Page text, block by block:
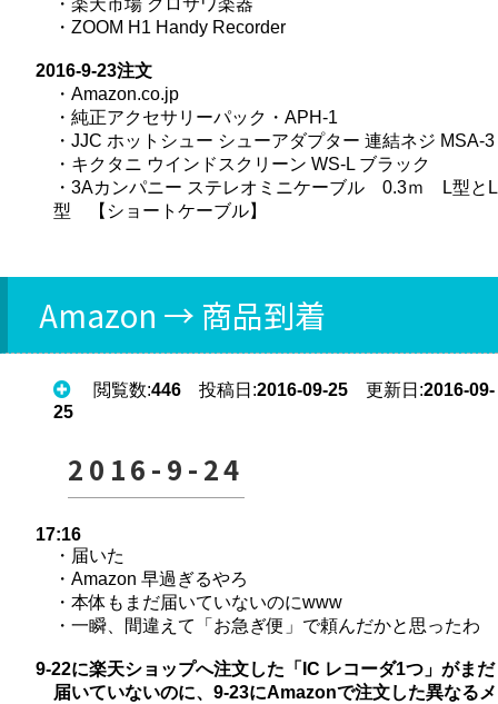
・楽天市場 クロサワ楽器
・ZOOM H1 Handy Recorder
2016-9-23注文
・Amazon.co.jp
・純正アクセサリーパック・APH-1
・JJC ホットシュー シューアダプター 連結ネジ MSA-3
・キクタニ ウインドスクリーン WS-L ブラック
・3Aカンパニー ステレオミニケーブル 0.3ｍ L型とL
型 【ショートケーブル】
Amazon → 商品到着
閲覧数:446 投稿日:2016-09-25 更新日:2016-09-
25
2016-9-24
17:16
・届いた
・Amazon 早過ぎるやろ
・本体もまだ届いていないのにwww
・一瞬、間違えて「お急ぎ便」で頼んだかと思ったわ
9-22に楽天ショップへ注文した「IC レコーダ1つ」がまだ
届いていないのに、9-23にAmazonで注文した異なるメ